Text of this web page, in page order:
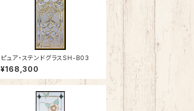
ピュア・ステンドグラスSH-B03
¥168,300